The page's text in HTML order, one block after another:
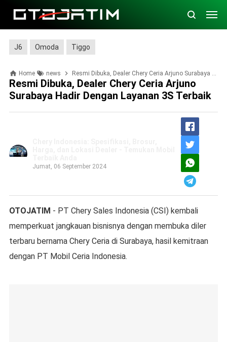
J6 Omoda Tiggo
Home news Resmi Dibuka, Dealer Chery Ceria Arjuno Surabaya Hadir dengan Layanan 3S Terbaik
Resmi Dibuka, Dealer Chery Ceria Arjuno
Surabaya Hadir Dengan Layanan 3S Terbaik
Jumat, 06 September 2024
OTOJATIM - PT Chery Sales Indonesia (CSI) kembali
memperkuat jangkauan bisnisnya dengan membuka diler
terbaru bernama Chery Ceria di Surabaya, hasil kemitraan
dengan PT Mobil Ceria Indonesia.